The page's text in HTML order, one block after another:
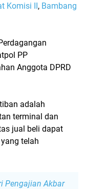
Komisi II, Bambang
PP
Anggota DPRD
adalah
terminal dan
jual beli dapat
telah
Pengajian Akbar